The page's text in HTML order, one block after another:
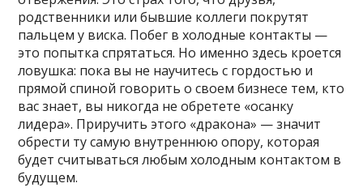
родственники или бывшие коллеги покрутят
пальцем у виска. Побег в холодные контакты —
это попытка спрятаться. Но именно здесь кроется
ловушка: пока вы не научитесь с гордостью и
прямой спиной говорить о своем бизнесе тем, кто
вас знает, вы никогда не обретете «осанку
лидера». Приручить этого «дракона» — значит
обрести ту самую внутреннюю опору, которая
будет считываться любым холодным контактом в
будущем.